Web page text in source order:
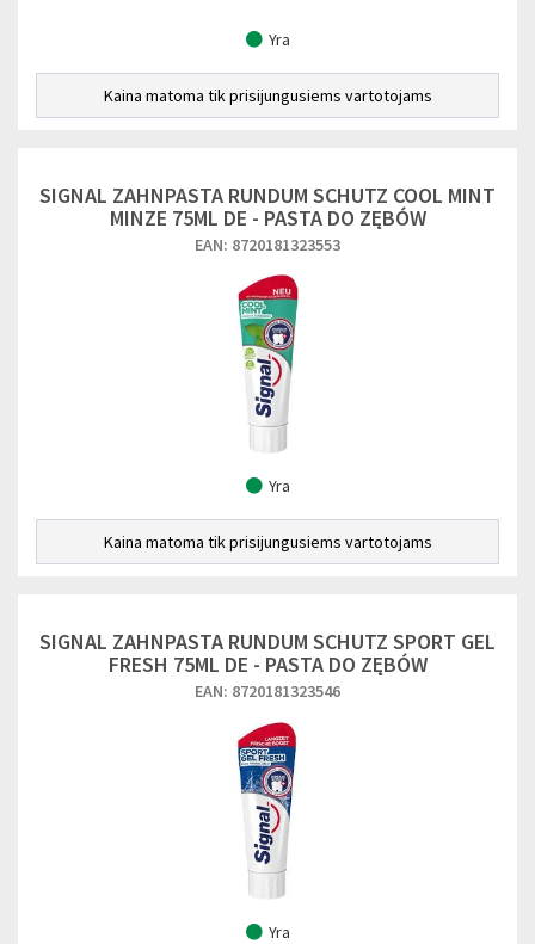
Yra
Kaina matoma tik prisijungusiems vartotojams
SIGNAL ZAHNPASTA RUNDUM SCHUTZ COOL MINT
MINZE 75ML DE - PASTA DO ZĘBÓW
EAN: 8720181323553
Yra
Kaina matoma tik prisijungusiems vartotojams
SIGNAL ZAHNPASTA RUNDUM SCHUTZ SPORT GEL
FRESH 75ML DE - PASTA DO ZĘBÓW
EAN: 8720181323546
Yra